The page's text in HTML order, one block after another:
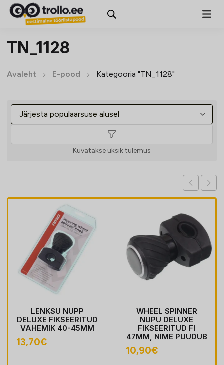
TN_1128
Avaleht E-pood Kategooria "TN_1128"
Kuvatakse üksik tulemus
LENKSU NUPP
DELUXE FIKSEERITUD
VAHEMIK 40-45MM
13,70€
WHEEL SPINNER
NUPU DELUXE
FIKSEERITUD FI
47MM, NIME PUUDUB
10,90€